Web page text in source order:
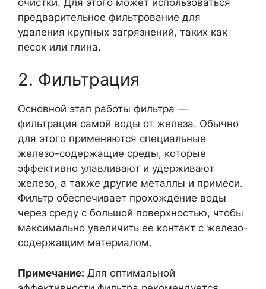
предварительное фильтрование для
удаления крупных загрязнений, таких как
песок или глина.
2. Фильтрация
Основной этап работы фильтра —
фильтрация самой воды от железа. Обычно
для этого применяются специальные
железо-содержащие среды, которые
эффективно улавливают и удерживают
железо, а также другие металлы и примеси.
Фильтр обеспечивает прохождение воды
через среду с большой поверхностью, чтобы
максимально увеличить ее контакт с железо-
содержащим материалом.
Примечание: Для оптимальной